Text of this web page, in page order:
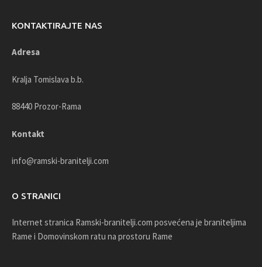
KONTAKTIRAJTE NAS
Adresa
Kralja Tomislava b.b.
88440 Prozor-Rama
Kontakt
info@ramski-branitelji.com
O STRANICI
Internet stranica Ramski-branitelji.com posvećena je braniteljima
Rame i Domovinskom ratu na prostoru Rame